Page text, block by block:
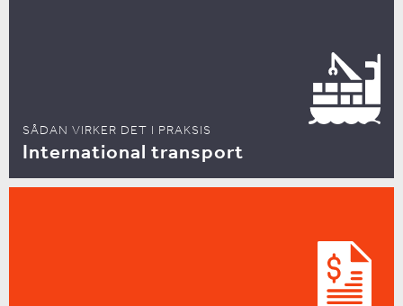
SÅDAN VIRKER DET I PRAKSIS
International transport